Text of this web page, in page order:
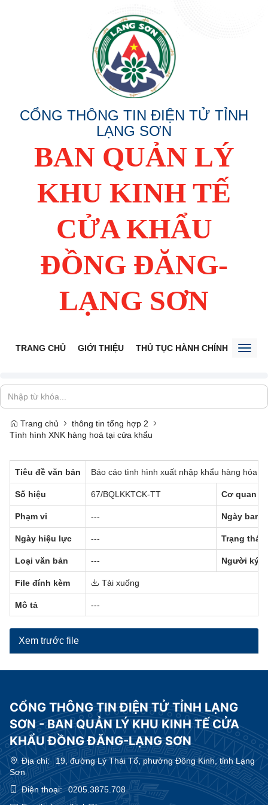
CỔNG THÔNG TIN ĐIỆN TỬ TỈNH
LẠNG SƠN
BAN QUẢN LÝ
KHU KINH TẾ
CỬA KHẨU
ĐỒNG ĐĂNG-
LẠNG SƠN
TRANG CHỦ GIỚI THIỆU THỦ TỤC HÀNH CHÍNH TIẾP
Trang chủ
thông tin tổng hợp 2
Tình hình XNK hàng hoá tại cửa khẩu
Tiêu đề văn bản Báo cáo tình hình xuất nhập khẩu hàng hóa
Số hiệu 67/BQLKKTCK-TT Cơ quan
Phạm vi --- Ngày ban
Ngày hiệu lực --- Trạng thái
Loại văn bản --- Người ký
File đính kèm Tải xuống
Mô tả ---
Xem trước file
CỔNG THÔNG TIN ĐIỆN TỬ TỈNH LẠNG
SƠN - BAN QUẢN LÝ KHU KINH TẾ CỬA
KHẨU ĐỒNG ĐĂNG-LẠNG SƠN
Địa chỉ:
19, đường Lý Thái Tổ, phường Đông Kinh, tỉnh Lạng
Sơn
Điện thoại:
0205.3875.708